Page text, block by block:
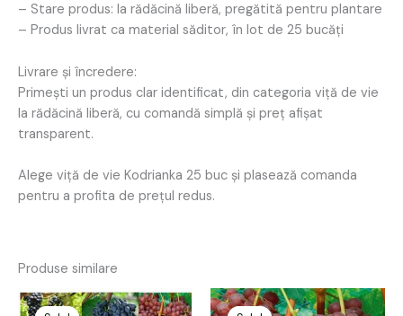
– Stare produs: la rădăcină liberă, pregătită pentru plantare
– Produs livrat ca material săditor, în lot de 25 bucăți
Livrare și încredere:
Primești un produs clar identificat, din categoria viță de vie
la rădăcină liberă, cu comandă simplă și preț afișat
transparent.
Alege viță de vie Kodrianka 25 buc și plasează comanda
pentru a profita de prețul redus.
Produse similare
Prețul
inițial
Prețul
curent
Prețul
inițial
Prețul
curent